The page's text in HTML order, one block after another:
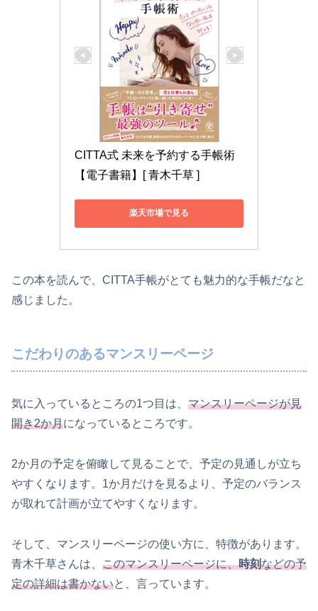
CITTA式 未来を予約する手帳術
【電子書籍】[ 青木千草 ]
楽天市場で見る
この本を読んで、CITTA手帳がとても魅力的な手帳だなと
感じました。
こだわりのあるマンスリーページ
気に入っているところの1つ目は、 マンスリーページが見
開き2か月になっているところです。
2か月の予定を俯瞰して見ることで、予定の見通しが立ち
やすくなります。1か月だけを見るより、予定のバランス
が取れて計画が立てやすくなります。
そして、マンスリーページの使い方に、特徴があります。
青木千草さんは、 このマンスリーページに、時刻などの予
定の詳細は書かないと、言っています。